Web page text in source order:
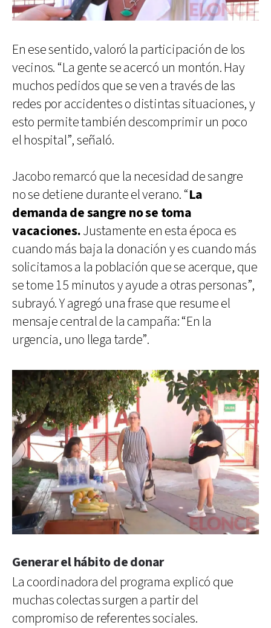
En ese sentido, valoró la participación de los
vecinos. “La gente se acercó un montón. Hay
muchos pedidos que se ven a través de las
redes por accidentes o distintas situaciones, y
esto permite también descomprimir un poco
el hospital”, señaló.
Jacobo remarcó que la necesidad de sangre
no se detiene durante el verano. “La
demanda de sangre no se toma
vacaciones.Justamente en esta época es
cuando más baja la donación y es cuando más
solicitamos a la población que se acerque, que
se tome 15 minutos y ayude a otras personas”,
subrayó. Y agregó una frase que resume el
mensaje central de la campaña: “En la
urgencia, uno llega tarde”.
Generar el hábito de donar
La coordinadora del programa explicó que
muchas colectas surgen a partir del
compromiso de referentes sociales.